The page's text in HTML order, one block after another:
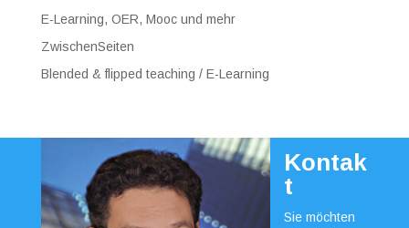
E-Learning, OER, Mooc und mehr
ZwischenSeiten
Blended & flipped teaching / E-Learning
Kontak
t
Sie möchten